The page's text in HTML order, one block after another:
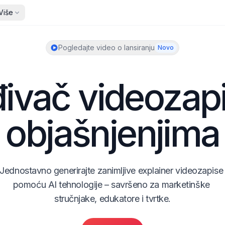
Pogledajte video o lansiranju Novo
objašnjenjima
Jednostavno generirajte zanimljive explainer videozapise
pomoću AI tehnologije – savršeno za marketinške
stručnjake, edukatore i tvrtke.